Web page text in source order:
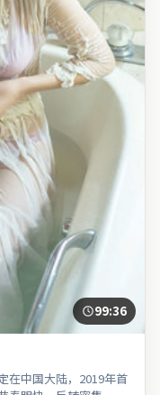
99:36
在中国大陆，2019年首